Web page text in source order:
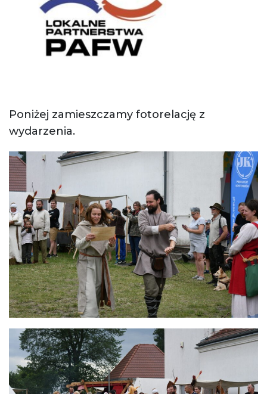
Poniżej zamieszczamy fotorelację z
wydarzenia.